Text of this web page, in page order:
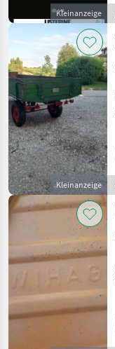
Kleinanzeige
Kleinanzeige